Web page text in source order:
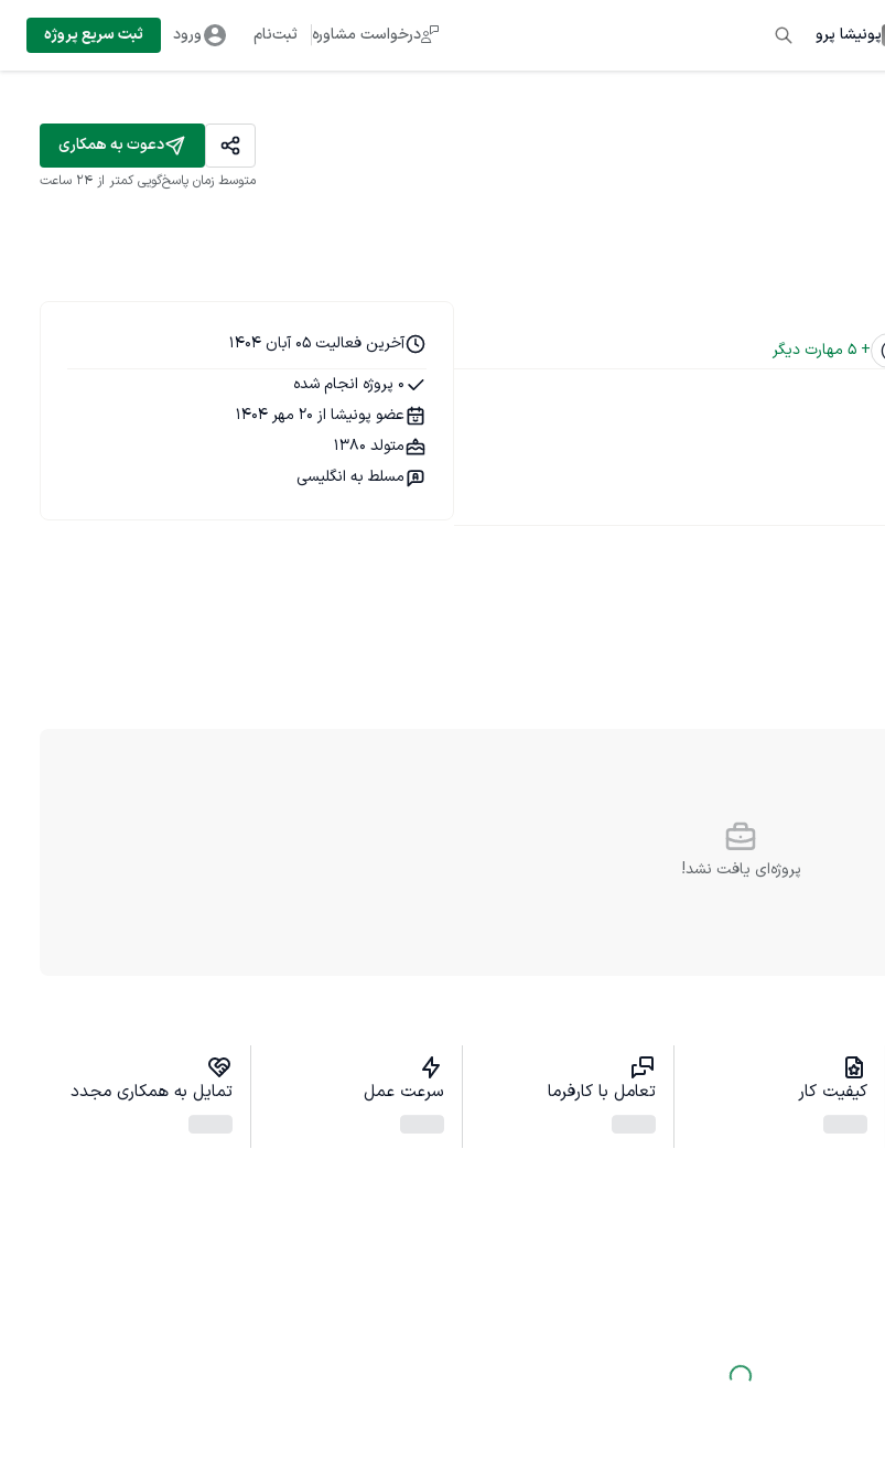
پونیشا پرو درخواست مشاوره ثبت‌نام ورود ثبت سریع پروژه
دعوت به همکاری
متوسط زمان پاسخ‌گویی کمتر از 24 ساعت
+
5 مهارت دیگر
آخرین فعالیت 05 آبان 1404
0 پروژه انجام شده
عضو پونیشا از 20 مهر 1404
متولد 1380
مسلط به انگلیسی
پروژه‌ای یافت نشد!
کیفیت کار تعامل با کارفرما سرعت عمل تمایل به همکاری مجدد